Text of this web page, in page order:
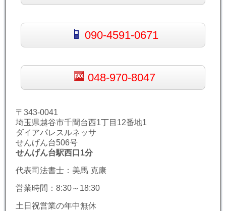
090-4591-0671
048-970-8047
〒343-0041
埼玉県越谷市千間台西1丁目12番地1
ダイアパレスルネッサ
せんげん台506号
せんげん台駅西口1分
代表司法書士：美馬 克康
営業時間：8:30～18:30
土日祝営業の年中無休